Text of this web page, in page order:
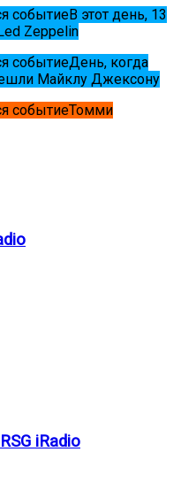
событиеВ этот день, 13
Zeppelin
событиеДень, когда
Майклу Джексону
событиеТомми
iRadio